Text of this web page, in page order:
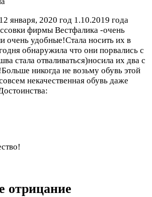
12 января, 2020 год 1.10.2019 года
фирмы Вестфалика -очень
очень удобные!Стала носить их в
обнаружила что они порвались с
стала отваливаться)носила их два с
никогда не возьму обувь этой
некачественная обувь даже
отрицание